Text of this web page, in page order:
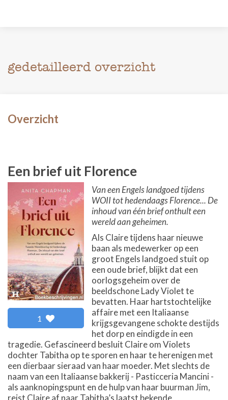
gedetailleerd overzicht
Overzicht
Een brief uit Florence
1
Van een Engels landgoed tijdens
WOII tot hedendaags Florence... De
inhoud van één brief onthult een
wereld aan geheimen.
Als Claire tijdens haar nieuwe
baan als medewerker op een
groot Engels landgoed stuit op
een oude brief, blijkt dat een
oorlogsgeheim over de
beeldschone Lady Violet te
bevatten. Haar hartstochtelijke
affaire met een Italiaanse
krijgsgevangene schokte destijds
het dorp en eindigde in een
tragedie. Gefascineerd besluit Claire om Violets
dochter Tabitha op te sporen en haar te herenigen met
een dierbaar sieraad van haar moeder. Met slechts de
naam van een Italiaanse bakkerij - Pasticceria Mancini -
als aanknopingspunt en de hulp van haar buurman Jim,
reist Claire af naar Tabitha’s laatst bekende